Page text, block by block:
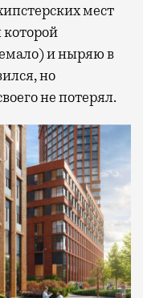
мест
которой
и ныряю в
но
не потерял.